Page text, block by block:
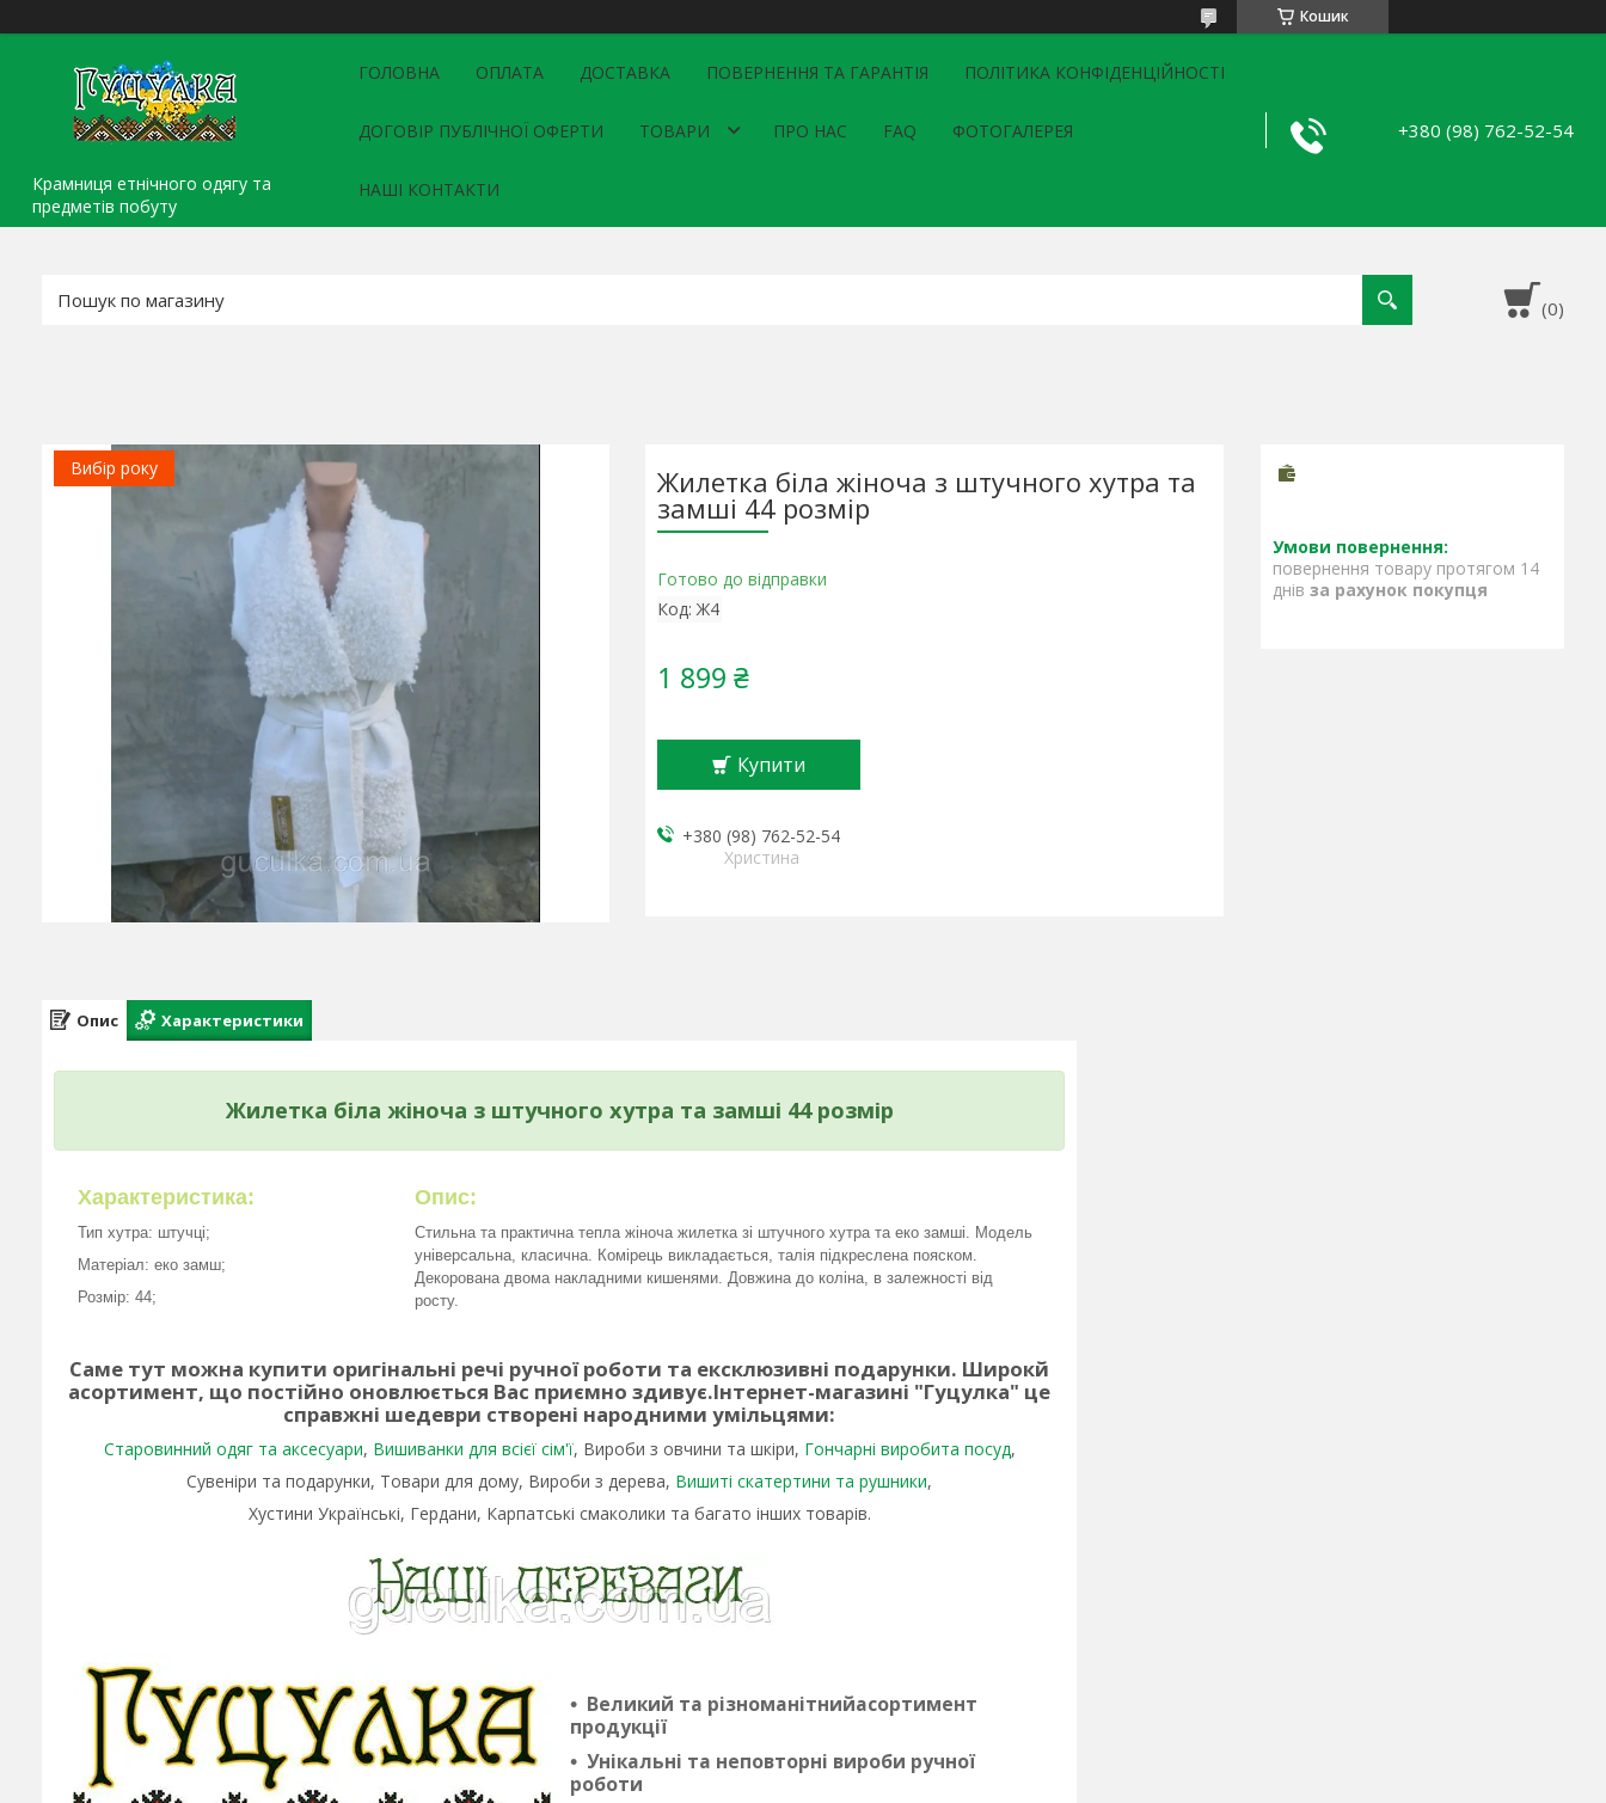
Кошик
Крамниця етнічного одягу та
предметів побуту
ГОЛОВНА ОПЛАТА ДОСТАВКА ПОВЕРНЕННЯ ТА ГАРАНТІЯ ПОЛІТИКА КОНФІДЕНЦІЙНОСТІ
ДОГОВІР ПУБЛІЧНОЇ ОФЕРТИ ТОВАРИ ПРО НАС FAQ ФОТОГАЛЕРЕЯ
НАШІ КОНТАКТИ
+380 (98) 762-52-54
Вибір року Жилетка біла жіноча з штучного хутра та
замші 44 розмір
Готово до відправки
Код:Ж4
1 899 ₴
Купити
+380 (98) 762-52-54
Христина
повернення товару протягом 14
днів за рахунок покупця
Опис Характеристики
Жилетка біла жіноча з штучного хутра та замші 44 розмір
Характеристика:
Тип хутра: штучці;
Матеріал: еко замш;
Розмір: 44;
Опис:
Стильна та практична тепла жіноча жилетка зі штучного хутра та еко замші. Модель
універсальна, класична. Комірець викладається, талія підкреслена пояском.
Декорована двома накладними кишенями. Довжина до коліна, в залежності від
росту.
Саме тут можна купити оригінальні речі ручної роботи та ексклюзивні подарунки. Широкй
асортимент, що постійно оновлюється Вас приємно здивує.Інтернет-магазині "Гуцулка" це
справжні шедеври створені народними умільцями:
Старовинний одяг та аксесуари, Вишиванки для всієї сім'ї, Вироби з овчини та шкіри, Гончарні виробита посуд,
Сувеніри та подарунки, Товари для дому, Вироби з дерева, Вишиті скатертини та рушники,
Хустини Українські, Гердани, Карпатські смаколики та багато інших товарів.
Великий та різноманітнийасортимент
продукції
Унікальні та неповторні вироби ручної
роботи